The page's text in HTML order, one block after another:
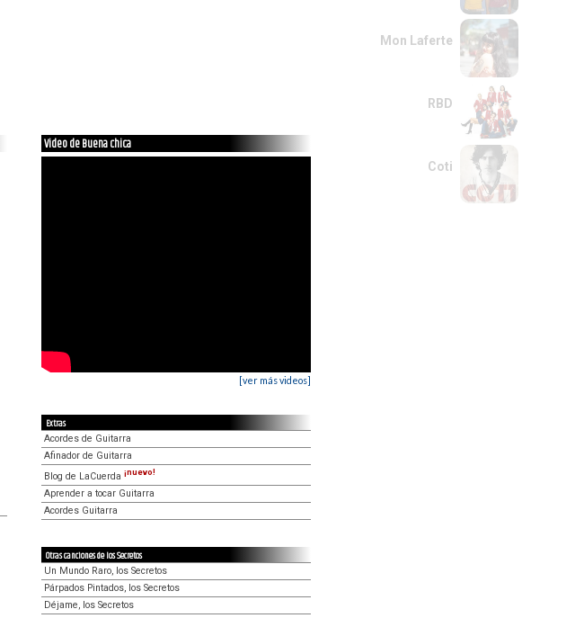
Video de Buena chica
[ver más videos]
Extras
Acordes de Guitarra
Afinador de Guitarra
Blog de LaCuerda ¡nuevo!
Aprender a tocar Guitarra
Acordes Guitarra
Otras canciones de los Secretos
Un Mundo Raro, los Secretos
Párpados Pintados, los Secretos
Déjame, los Secretos
Mon Laferte
RBD
Coti